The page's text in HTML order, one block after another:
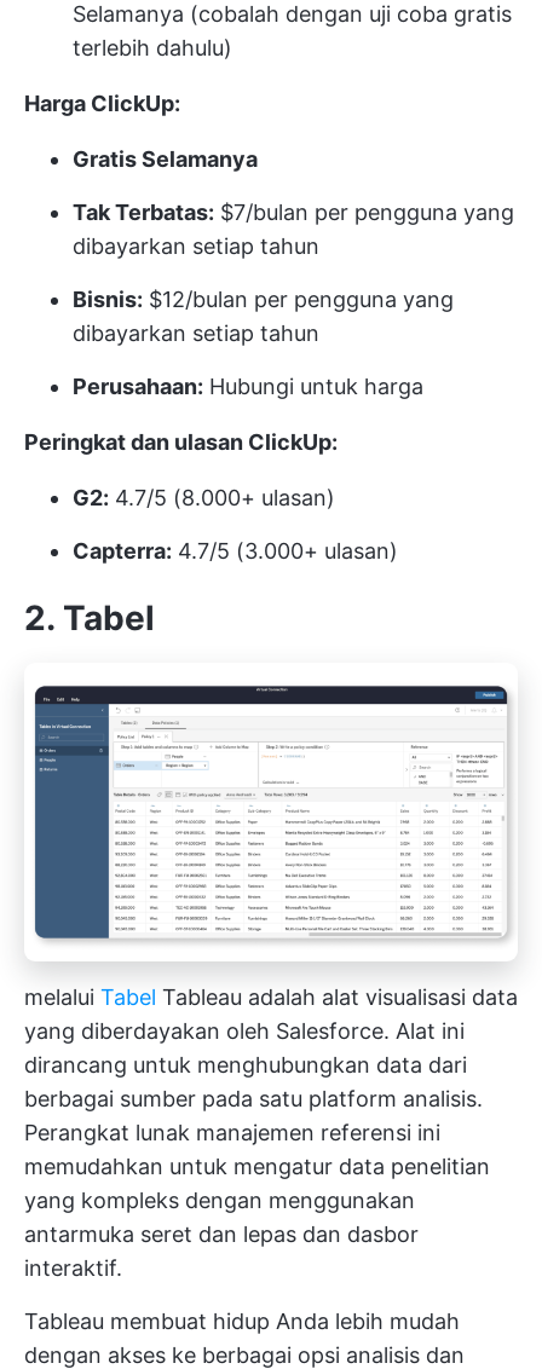
Selamanya (cobalah dengan uji coba gratis
terlebih dahulu)
Harga ClickUp:
Gratis Selamanya
Tak Terbatas: $7/bulan per pengguna yang
dibayarkan setiap tahun
Bisnis: $12/bulan per pengguna yang
dibayarkan setiap tahun
Perusahaan: Hubungi untuk harga
Peringkat dan ulasan ClickUp:
G2: 4.7/5 (8.000+ ulasan)
Capterra: 4.7/5 (3.000+ ulasan)
2. Tabel
melalui Tabel Tableau adalah alat visualisasi data
yang diberdayakan oleh Salesforce. Alat ini
dirancang untuk menghubungkan data dari
berbagai sumber pada satu platform analisis.
Perangkat lunak manajemen referensi ini
memudahkan untuk mengatur data penelitian
yang kompleks dengan menggunakan
antarmuka seret dan lepas dan dasbor
interaktif.
Tableau membuat hidup Anda lebih mudah
dengan akses ke berbagai opsi analisis dan